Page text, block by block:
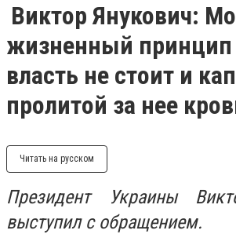
Виктор Янукович:
жизненный принцип
власть не стоит и
пролитой за нее
Читать на русском
Президент Украины
выступил с обращением.